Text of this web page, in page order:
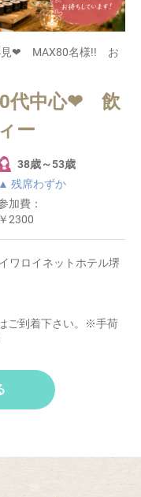
見❤ MAX80名様!! お
代中心❤ 飲
ー
38歳～53歳
▲ 残席わずか
加費：
￥2300
ワロイネットホテル堺
ご到着下さい。※手荷